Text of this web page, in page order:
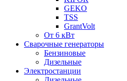
GEKO
TSS
GrantVolt
От 6 кВт
Сварочные генераторы
Бензиновые
Дизельные
Электростанции